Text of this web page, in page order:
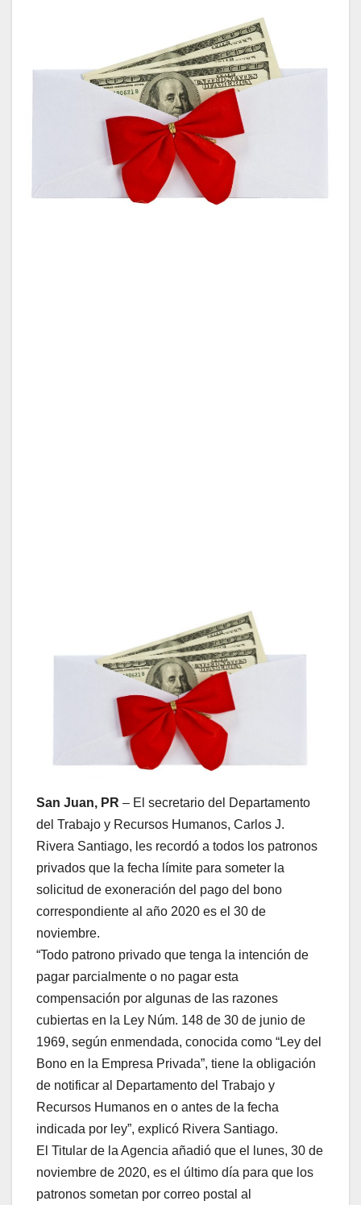
San Juan, PR – El secretario del Departamento
del Trabajo y Recursos Humanos, Carlos J.
Rivera Santiago, les recordó a todos los patronos
privados que la fecha límite para someter la
solicitud de exoneración del pago del bono
correspondiente al año 2020 es el 30 de
noviembre.
“Todo patrono privado que tenga la intención de
pagar parcialmente o no pagar esta
compensación por algunas de las razones
cubiertas en la Ley Núm. 148 de 30 de junio de
1969, según enmendada, conocida como “Ley del
Bono en la Empresa Privada”, tiene la obligación
de notificar al Departamento del Trabajo y
Recursos Humanos en o antes de la fecha
indicada por ley”, explicó Rivera Santiago.
El Titular de la Agencia añadió que el lunes, 30 de
noviembre de 2020, es el último día para que los
patronos sometan por correo postal al